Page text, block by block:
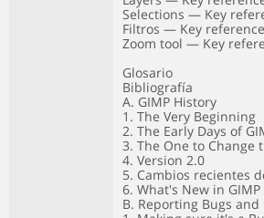
Selections — Key
Filtros — Key
Zoom tool — Key
Glosario
Bibliografía
A. GIMP History
1. The Very Beginning
2. The Early Days of
3. The One to Change
4. Version 2.0
5. Cambios recientes
6. What's New in GIMP
B. Reporting Bugs